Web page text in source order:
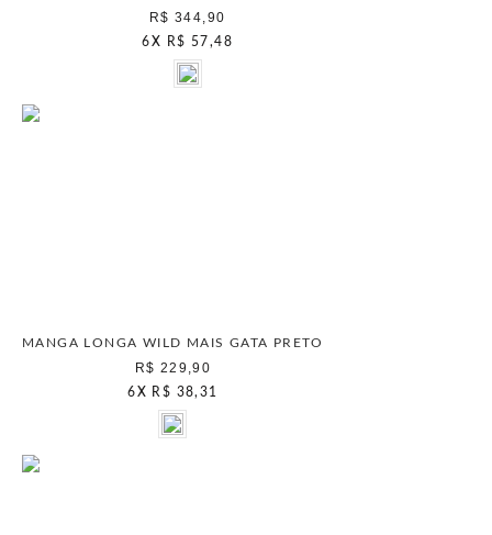
R$ 344,90
6 X R$ 57,48
MANGA LONGA WILD MAIS GATA PRETO
R$ 229,90
6 X R$ 38,31